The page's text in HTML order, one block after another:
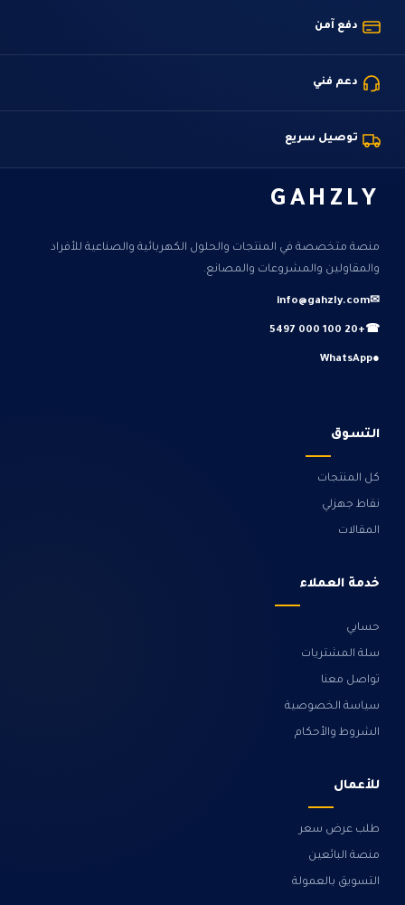
دفع آمن
دعم فني
توصيل سريع
GAHZLY
منصة متخصصة في المنتجات والحلول الكهربائية والصناعية للأفراد
والمقاولين والمشروعات والمصانع.
✉
info@gahzly.com
☎
+20 100 000 5497
●
WhatsApp
التسوق
كل المنتجات
نقاط جهزلي
المقالات
خدمة العملاء
حسابي
سلة المشتريات
تواصل معنا
سياسة الخصوصية
الشروط والأحكام
للأعمال
طلب عرض سعر
منصة البائعين
التسويق بالعمولة